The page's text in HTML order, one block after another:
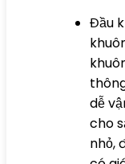
Đầu
dễ
cho
nhỏ,